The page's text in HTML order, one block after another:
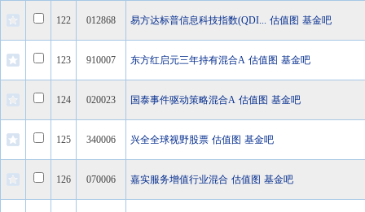
122 012868 易方达标普信息科技指数(QDI... 估值图 基金吧
123 910007 东方红启元三年持有混合A 估值图 基金吧
124 020023 国泰事件驱动策略混合A 估值图 基金吧
125 340006 兴全全球视野股票 估值图 基金吧
126 070006 嘉实服务增值行业混合 估值图 基金吧